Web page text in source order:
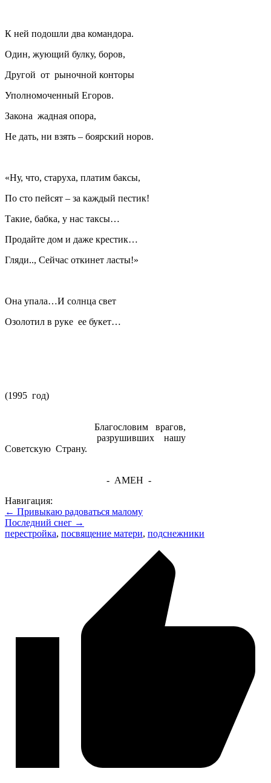
К ней подошли два командора.
Один, жующий булку, боров,
Другой от рыночной конторы
Уполномоченный Егоров.
Закона жадная опора,
Не дать, ни взять – боярский норов.
«Ну, что, старуха, платим баксы,
По сто пейсят – за каждый пестик!
Такие, бабка, у нас таксы…
Продайте дом и даже крестик…
Гляди.., Сейчас откинет ласты!»
Она упала…И солнца свет
Озолотил в руке ее букет…
(1995 год)
Благословим врагов,
разрушивших нашу
Советскую Страну.
- АМЕН -
Навигация:
← Привыкаю радоваться малому
Последний снег →
перестройка, посвящение матери, подснежники